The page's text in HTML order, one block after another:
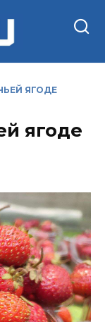
ЯГОДЕ
ягоде